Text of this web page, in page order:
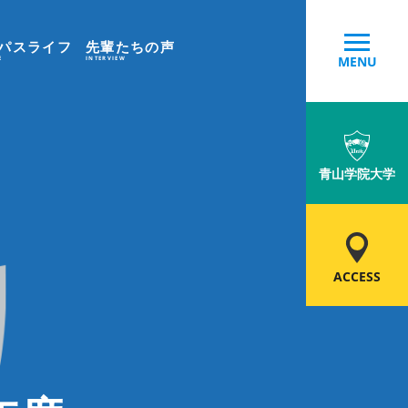
スライフ 先輩たちの声
INTERVIEW MENU
青山学院大学
ACCESS